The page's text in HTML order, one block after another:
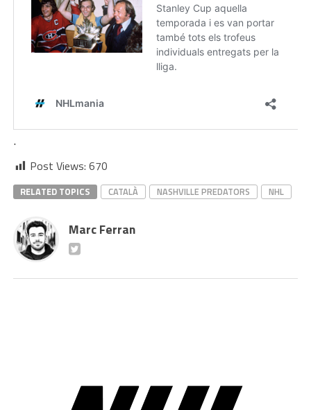
.
Post Views: 670
RELATED TOPICS CATALÀ NASHVILLE PREDATORS NHL
Marc Ferran